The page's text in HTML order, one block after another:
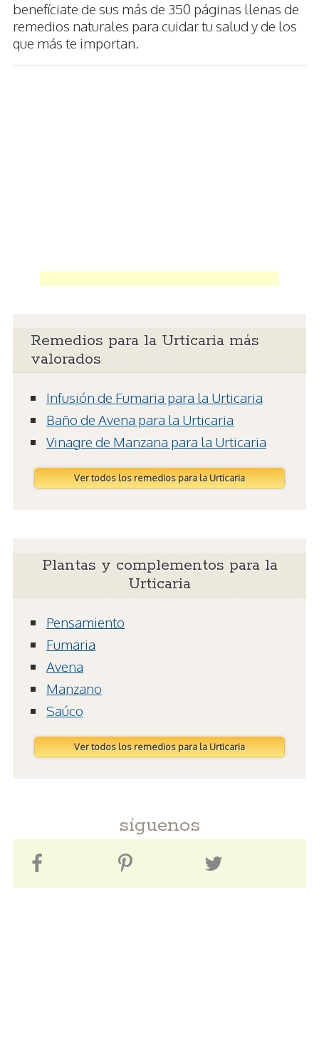
benefíciate de sus más de 350 páginas llenas de
remedios naturales para cuidar tu salud y de los
que más te importan.
Remedios para la Urticaria más
valorados
Infusión de Fumaria para la Urticaria
Baño de Avena para la Urticaria
Vinagre de Manzana para la Urticaria
Ver todos los remedios para la Urticaria
Plantas y complementos para la
Urticaria
Pensamiento
Fumaria
Avena
Manzano
Saúco
Ver todos los remedios para la Urticaria
síguenos